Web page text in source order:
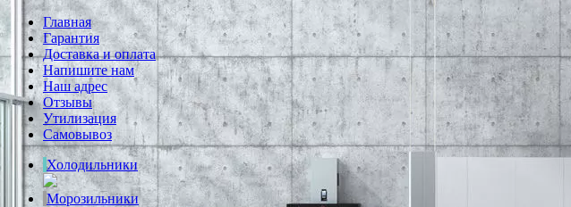
Главная
Гарантия
Доставка и оплата
Напишите нам
Наш адрес
Отзывы
Утилизация
Самовывоз
Холодильники
Морозильники